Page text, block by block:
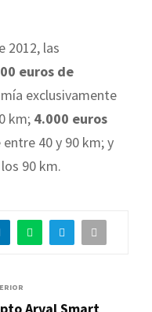
2012, las
euros de
exclusivamente
km; 4.000 euros
40 y 90 km; y
90 km.
Arval Smart